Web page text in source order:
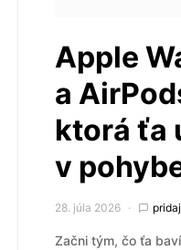
Apple
a
ktorá ťa
v
28. júla 2026
Začni tým, čo ťa